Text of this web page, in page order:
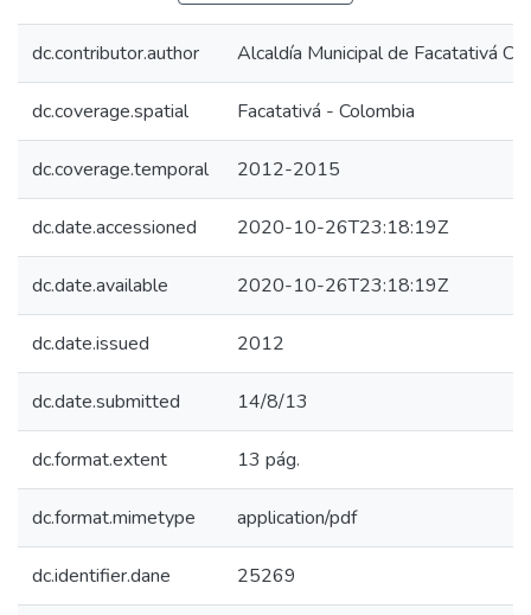
dc.contributor.author Alcaldía Municipal de Facatativá
dc.coverage.spatial Facatativá - Colombia
dc.coverage.temporal 2012-2015
dc.date.accessioned 2020-10-26T23:18:19Z
dc.date.available 2020-10-26T23:18:19Z
dc.date.issued 2012
dc.date.submitted 14/8/13
dc.format.extent 13 pág.
dc.format.mimetype application/pdf
dc.identifier.dane 25269